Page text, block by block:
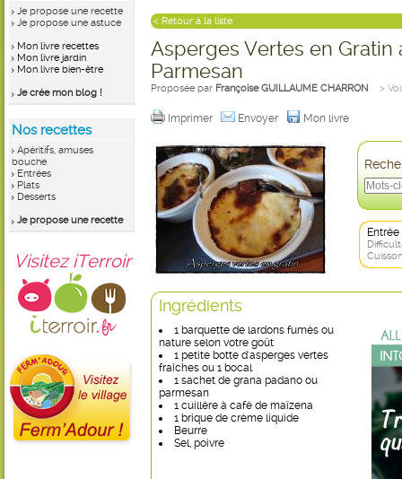
Je propose une recette
Je propose une astuce
Mon livre recettes
Mon livre jardin
Mon livre bien-être
Je crée mon blog !
Nos recettes
Apéritifs, amuses
bouche
Entrées
Plats
Desserts
Je propose une recette
Visitez iTerroir
< Retour à la liste
Asperges Vertes en Gratin
Parmesan
Proposée par Françoise GUILLAUME CHARRON >
Imprimer Envoyer Mon livre
Entrée
Ingrédients
1 barquette de lardons fumés ou
nature selon votre goût
1 petite botte d'asperges vertes
fraîches ou 1 bocal
1 sachet de grana padano ou
parmesan
1 cuillère à café de maïzena
1 brique de crème liquide
Beurre
Sel, poivre